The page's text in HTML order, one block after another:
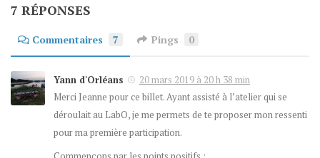
7 RÉPONSES
Commentaires 7 Pings 0
Yann d'Orléans
20 mars 2019 à 20 h 38 min
Merci Jeanne pour ce billet. Ayant assisté à l’atelier qui se
déroulait au LabO, je me permets de te proposer mon ressenti
pour ma première participation.